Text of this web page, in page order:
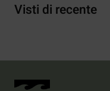
Visti di recente